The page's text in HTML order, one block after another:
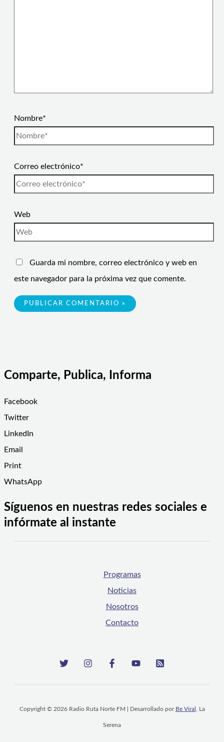
Nombre*
Correo electrónico*
Web
Guarda mi nombre, correo electrónico y web en
este navegador para la próxima vez que comente.
Comparte, Publica, Informa
Facebook
Twitter
LinkedIn
Email
Print
WhatsApp
Síguenos en nuestras redes sociales e
infórmate al instante
Programas
Noticias
Nosotros
Contacto
Copyright © 2026 Radio Ruta Norte FM | Desarrollado por Be Viral , La
Serena